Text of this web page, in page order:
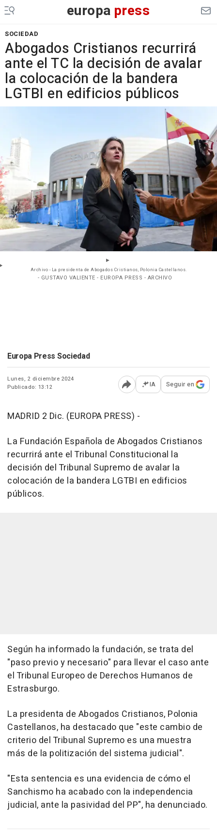
europa press
SOCIEDAD
Abogados Cristianos recurrirá
ante el TC la decisión de avalar
la colocación de la bandera
LGTBI en edificios públicos
Archivo - La presidenta de Abogados Cristianos, Polonia Castellanos.
- GUSTAVO VALIENTE - EUROPA PRESS - ARCHIVO
Europa Press Sociedad
Lunes, 2 diciembre 2024
Publicado: 13:12
Abrir opciones para
IA Seguir en
MADRID 2 Dic. (EUROPA PRESS) -
La Fundación Española de Abogados Cristianos
recurrirá ante el Tribunal Constitucional la
decisión del Tribunal Supremo de avalar la
colocación de la bandera LGTBI en edificios
públicos.
Según ha informado la fundación, se trata del
"paso previo y necesario" para llevar el caso ante
el Tribunal Europeo de Derechos Humanos de
Estrasburgo.
La presidenta de Abogados Cristianos, Polonia
Castellanos, ha destacado que "este cambio de
criterio del Tribunal Supremo es una muestra
más de la politización del sistema judicial".
"Esta sentencia es una evidencia de cómo el
Sanchismo ha acabado con la independencia
judicial, ante la pasividad del PP", ha denunciado.